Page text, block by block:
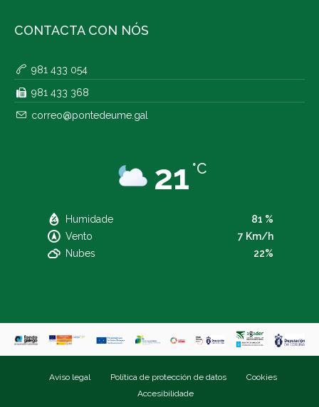
CONTACTA CON NÓS
981 433 054
981 433 368
correo@pontedeume.gal
21 °C
Humidade
81 %
Vento
7 Km/h
Nubes
22%
Aviso legal Política de protección de datos
Cookies
Accesibilidade